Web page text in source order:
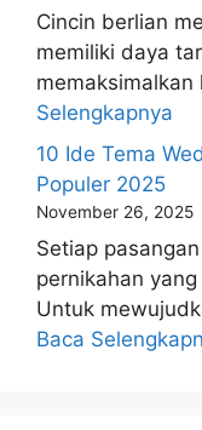
Cincin berlian
memiliki daya
memaksimalkan
Selengkapnya
10 Ide Tema
Populer 2025
November 26, 2025
Setiap
pernikahan
Untuk
Baca